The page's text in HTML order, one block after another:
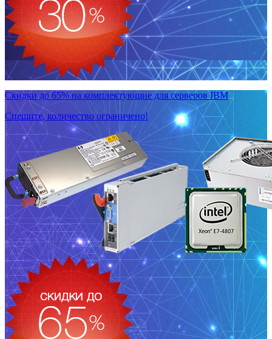
Скидки до 65% на комплектующие для серверов IBM
Спешите, количество ограничено!